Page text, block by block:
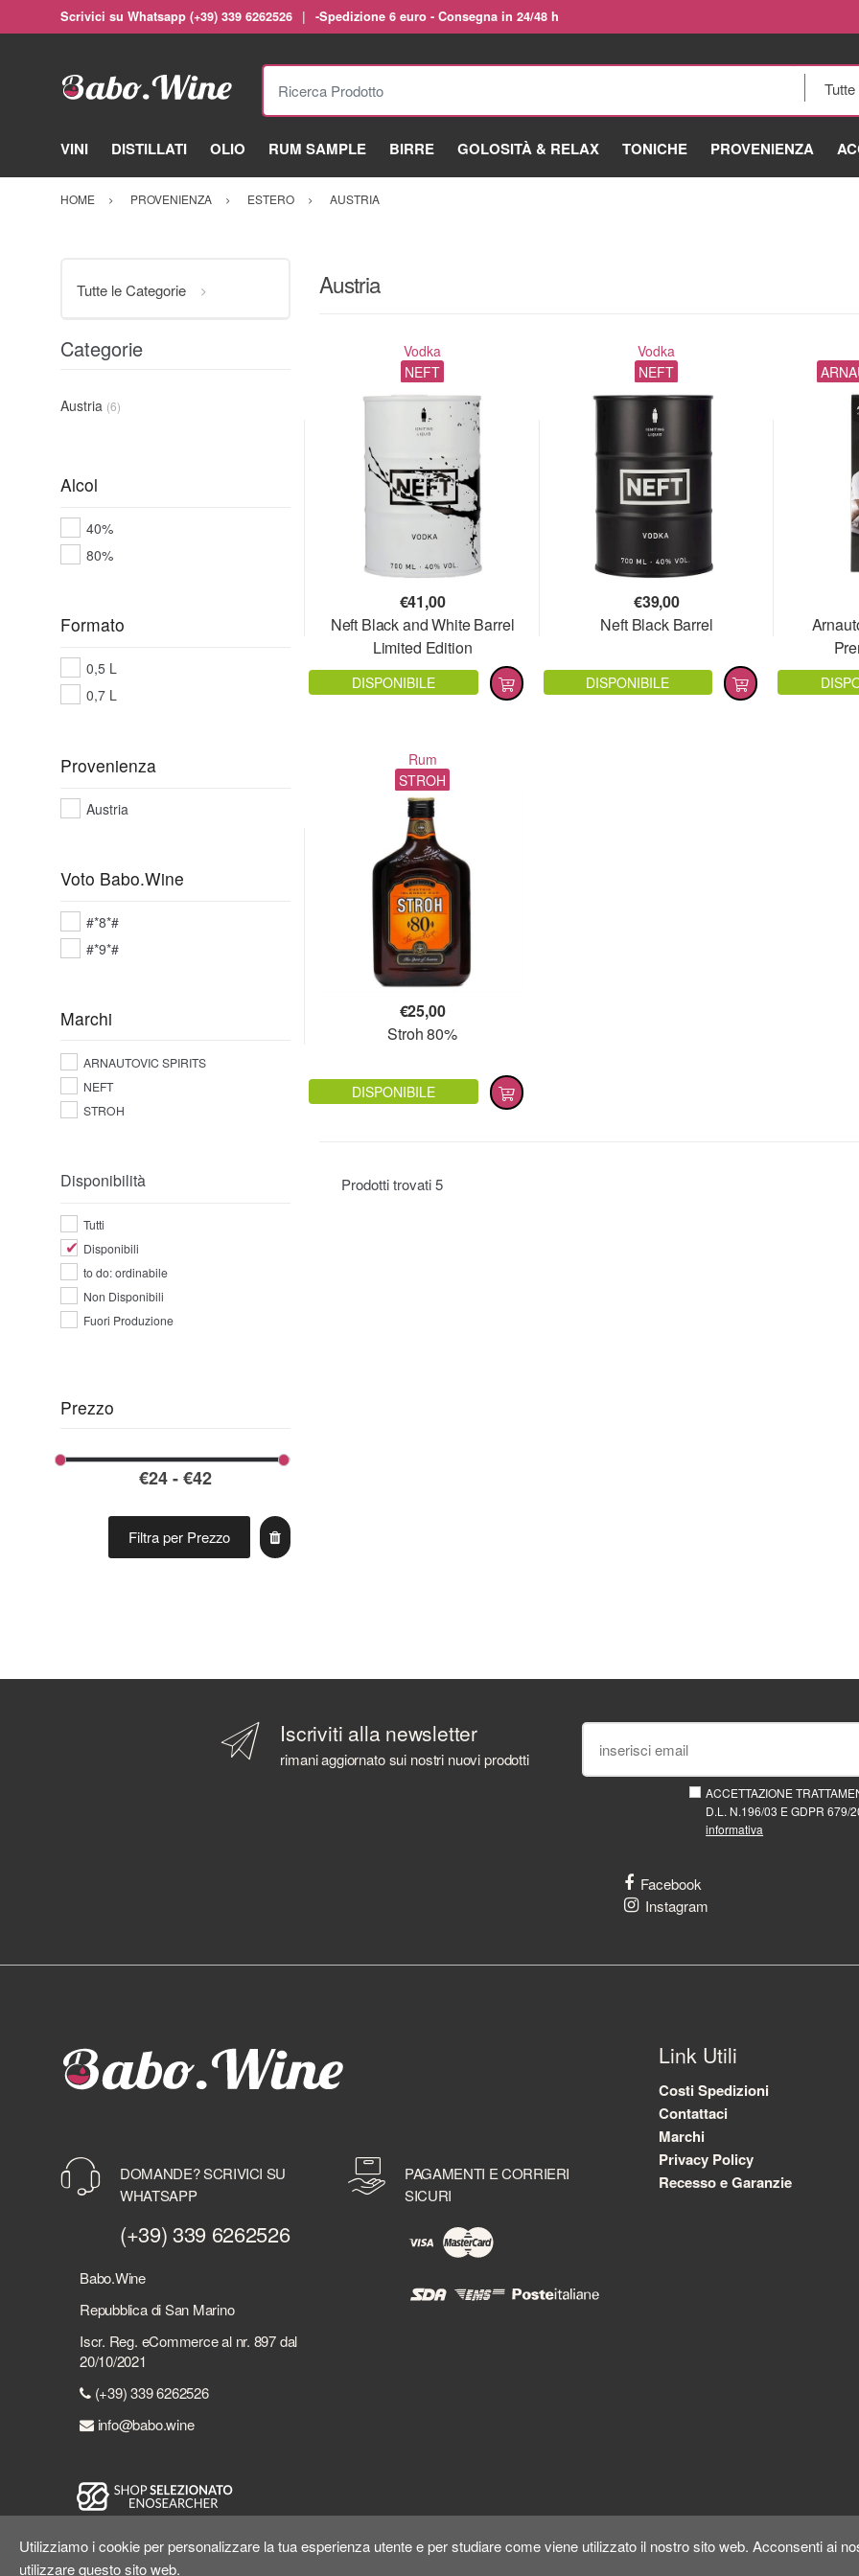
Scrivici su Whatsapp (+39) 339 6262526 -Spedizione 6 euro - Consegna in 24/48 h
Ricerca Prodotto
VINI DISTILLATI OLIO RUM SAMPLE BIRRE GOLOSITÀ & RELAX TONICHE PROVENIENZA
HOME PROVENIENZA ESTERO AUSTRIA
Austria
Vodka
NEFT
€41,00
Neft Black and White Barrel
Limited Edition
DISPONIBILE
Vodka
NEFT
€39,00
Neft Black Barrel
DISPONIBILE
Rum
STROH
€25,00
Stroh 80%
DISPONIBILE
Prodotti trovati5
Tutte le Categorie
Categorie
Austria (6)
Alcol
40%
80%
Formato
0,5 L
0,7 L
Provenienza
Austria
Voto Babo.Wine
#*8*#
#*9*#
Marchi
ARNAUTOVIC SPIRITS
NEFT
STROH
Disponibilità
Tutti
Disponibili
to do: ordinabile
Non Disponibili
Fuori Produzione
Prezzo
Filtra per Prezzo
Iscriviti alla newsletter
rimani aggiornato sui nostri nuovi prodotti
ACCETTAZIONE
D.L. N.196/03 E GDPR
informativa
Facebook
Instagram
DOMANDE? SCRIVICI SU
WHATSAPP
(+39) 339 6262526
Babo.Wine
Repubblica di San Marino
Iscr. Reg. eCommerce al nr. 897 dal
20/10/2021
(+39) 339 6262526
info@babo.wine
PAGAMENTI E CORRIERI
SICURI
Link Utili
Costi Spedizioni
Contattaci
Marchi
Privacy Policy
Recesso e Garanzie
Utilizziamo i cookie per personalizzare la tua esperienza utente e per studiare come viene utilizzato il nostro sito web. Acconsenti ai
utilizzare questo sito web.